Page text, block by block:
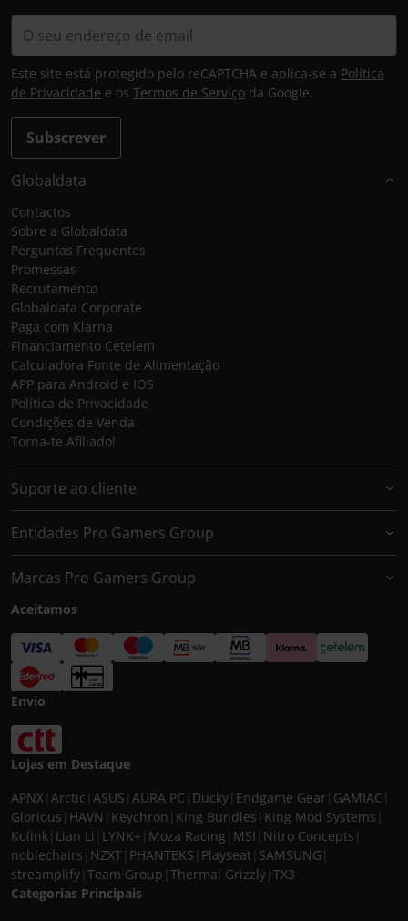
Subscrever
Este site está protegido pelo reCAPTCHA e aplica-se a Política
de Privacidade e os Termos de Serviço da Google.
Globaldata
Contactos
Sobre a Globaldata
Perguntas Frequentes
Promessas
Recrutamento
Globaldata Corporate
Paga com Klarna
Financiamento Cetelem
Calculadora Fonte de Alimentação
APP para Android e IOS
Política de Privacidade
Condições de Venda
Torna-te Afiliado!
Suporte ao cliente
Entidades Pro Gamers Group
Marcas Pro Gamers Group
Aceitamos
Envio
Lojas em Destaque
APNX Arctic ASUS AURA PC Ducky Endgame Gear GAMIAC
Glorious HAVN Keychron King Bundles King Mod Systems
Kolink Lian Li LYNK+ Moza Racing MSI Nitro Concepts
noblechairs NZXT PHANTEKS Playseat SAMSUNG
streamplify Team Group Thermal Grizzly TX3
Categorias Principais